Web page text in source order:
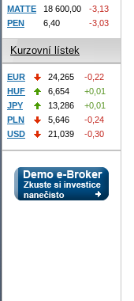
MATTE
18 600,00
-3,13
PEN
6,40 -3,03
Kurzovní lístek
EUR 24,265
-0,22
HUF
6,654
+0,01
JPY
13,286
+0,01
PLN
5,646
-0,24
USD
21,039 -0,30